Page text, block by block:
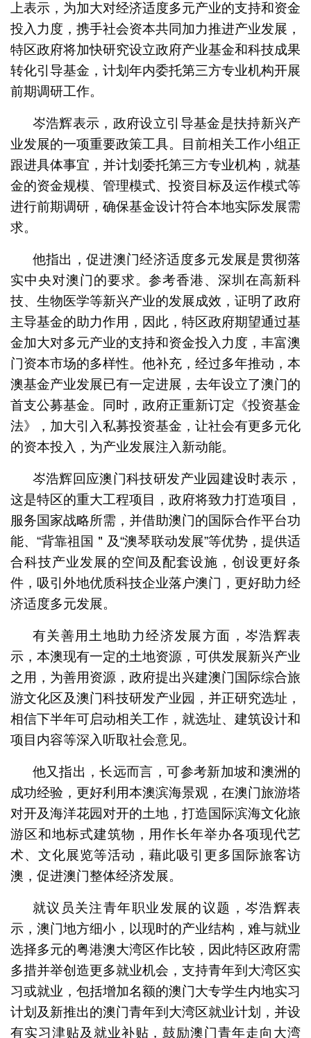
上表示，为加大对经济适度多元产业的支持和资金
投入力度，携手社会资本共同加力推进产业发展，
特区政府将加快研究设立政府产业基金和科技成果
转化引导基金，计划年内委托第三方专业机构开展
前期调研工作。
岑浩辉表示，政府设立引导基金是扶持新兴产
业发展的一项重要政策工具。目前相关工作小组正
跟进具体事宜，并计划委托第三方专业机构，就基
金的资金规模、管理模式、投资目标及运作模式等
进行前期调研，确保基金设计符合本地实际发展需
求。
他指出，促进澳门经济适度多元发展是贯彻落
实中央对澳门的要求。参考香港、深圳在高新科
技、生物医学等新兴产业的发展成效，证明了政府
主导基金的助力作用，因此，特区政府期望通过基
金加大对多元产业的支持和资金投入力度，丰富澳
门资本市场的多样性。他补充，经过多年推动，本
澳基金产业发展已有一定进展，去年设立了澳门的
首支公募基金。同时，政府正重新订定《投资基金
法》，加大引入私募投资基金，让社会有更多元化
的资本投入，为产业发展注入新动能。
岑浩辉回应澳门科技研发产业园建设时表示，
这是特区的重大工程项目，政府将致力打造项目，
服务国家战略所需，并借助澳门的国际合作平台功
能、“背靠祖国＂及“澳琴联动发展”等优势，提供适
合科技产业发展的空间及配套设施，创设更好条
件，吸引外地优质科技企业落户澳门，更好助力经
济适度多元发展。
有关善用土地助力经济发展方面，岑浩辉表
示，本澳现有一定的土地资源，可供发展新兴产业
之用，为善用资源，政府提出兴建澳门国际综合旅
游文化区及澳门科技研发产业园，并正研究选址，
相信下半年可启动相关工作，就选址、建筑设计和
项目内容等深入听取社会意见。
他又指出，长远而言，可参考新加坡和澳洲的
成功经验，更好利用本澳滨海景观，在澳门旅游塔
对开及海洋花园对开的土地，打造国际滨海文化旅
游区和地标式建筑物，用作长年举办各项现代艺
术、文化展览等活动，藉此吸引更多国际旅客访
澳，促进澳门整体经济发展。
就议员关注青年职业发展的议题，岑浩辉表
示，澳门地方细小，以现时的产业结构，难与就业
选择多元的粤港澳大湾区作比较，因此特区政府需
多措并举创造更多就业机会，支持青年到大湾区实
习或就业，包括增加名额的澳门大专学生内地实习
计划及新推出的澳门青年到大湾区就业计划，并设
有实习津贴及就业补贴，鼓励澳门青年走向大湾